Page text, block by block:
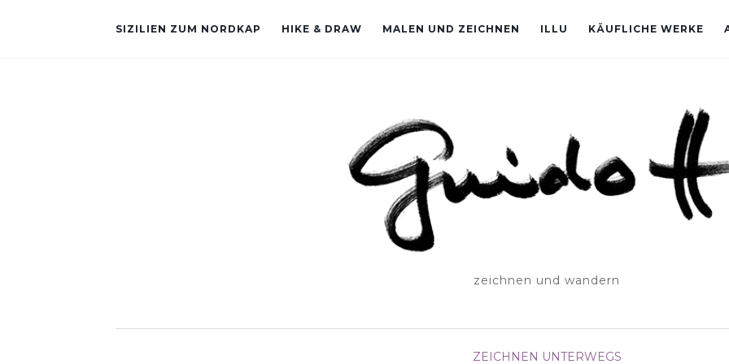
SIZILIEN ZUM NORDKAP HIKE & DRAW MALEN UND ZEICHNEN ILLU KÄUFLICHE WERKE
zeichnen und wandern
ZEICHNEN UNTERWEGS